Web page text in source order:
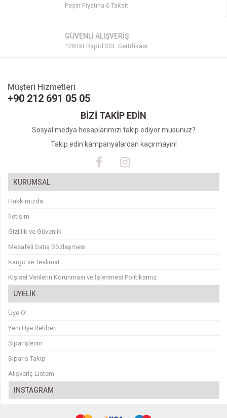
Peşin Fiyatına 6 Taksit
GÜVENLİ ALIŞVERİŞ
128 Bit Rapid SSL Sertifikası
Müşteri Hizmetleri
+90 212 691 05 05
BİZİ TAKİP EDİN
Sosyal medya hesaplarımızı takip ediyor musunuz?
Takip edin kampanyalardan kaçırmayın!
KURUMSAL
Hakkımızda
İletişim
Gizlilik ve Güvenlik
Mesafeli Satış Sözleşmesi
Kargo ve Teslimat
Kişisel Verilerin Korunması ve İşlenmesi Politikamız
ÜYELİK
Üye Ol
Yeni Üye Rehberi
Siparişlerim
Sipariş Takip
Alışveriş Listem
INSTAGRAM